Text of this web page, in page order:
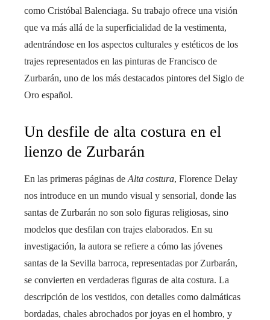
como Cristóbal Balenciaga. Su trabajo ofrece una visión
que va más allá de la superficialidad de la vestimenta,
adentrándose en los aspectos culturales y estéticos de los
trajes representados en las pinturas de Francisco de
Zurbarán, uno de los más destacados pintores del Siglo de
Oro español.
Un desfile de alta costura en el
lienzo de Zurbarán
En las primeras páginas de Alta costura, Florence Delay
nos introduce en un mundo visual y sensorial, donde las
santas de Zurbarán no son solo figuras religiosas, sino
modelos que desfilan con trajes elaborados. En su
investigación, la autora se refiere a cómo las jóvenes
santas de la Sevilla barroca, representadas por Zurbarán,
se convierten en verdaderas figuras de alta costura. La
descripción de los vestidos, con detalles como dalmáticas
bordadas, chales abrochados por joyas en el hombro, y